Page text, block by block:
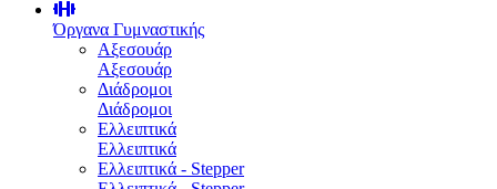
Όργανα Γυμναστικής
Αξεσουάρ
Αξεσουάρ
Διάδρομοι
Διάδρομοι
Ελλειπτικά
Ελλειπτικά
Ελλειπτικά - Stepper